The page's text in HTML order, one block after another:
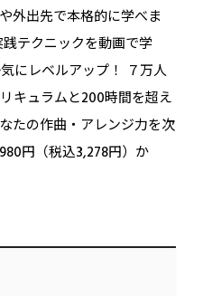
外出先で本格的に学べま
テクニックを動画で学
にレベルアップ！ ７万人
キュラムと200時間を超え
たの作曲・アレンジ力を次
円（税込3,278円）か